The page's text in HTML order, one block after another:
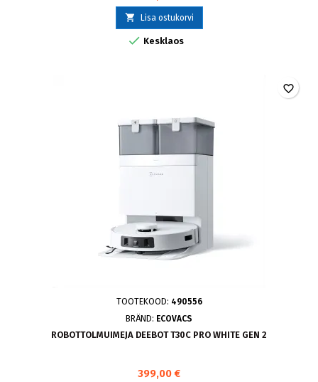
 Lisa ostukorvi
 Kesklaos
TOOTEKOOD: 490556
BRÄND: ECOVACS
ROBOTTOLMUIMEJA DEEBOT T30C PRO WHITE GEN 2
399,00 €
favorite_border